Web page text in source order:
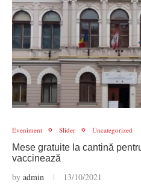
Eveniment Slider Uncategorized
Mese gratuite la cantină
vaccinează
by admin 13/10/2021